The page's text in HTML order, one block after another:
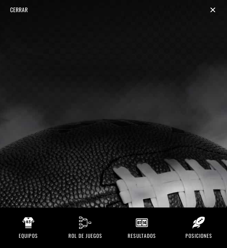
CERRAR
EQUIPOS ROL DE JUEGOS RESULTADOS POSICIONES